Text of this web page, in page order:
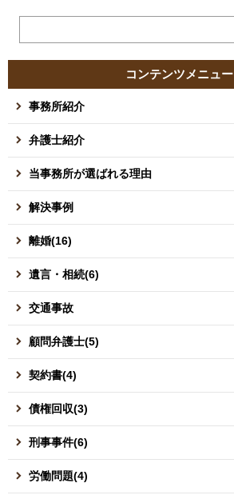
コンテンツメニュー
事務所紹介
弁護士紹介
当事務所が選ばれる理由
解決事例
離婚(16)
遺言・相続(6)
交通事故
顧問弁護士(5)
契約書(4)
債権回収(3)
刑事事件(6)
労働問題(4)